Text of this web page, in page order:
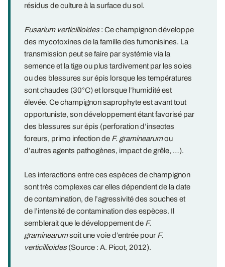
résidus de culture à la surface du sol.
Fusarium verticillioides: Ce champignon développe
des mycotoxines de la famille des fumonisines. La
transmission peut se faire par systémie via la
semence et la tige ou plus tardivement par les soies
ou des blessures sur épis lorsque les températures
sont chaudes (30°C) et lorsque l’humidité est
élevée. Ce champignon saprophyte est avant tout
opportuniste, son développement étant favorisé par
des blessures sur épis (perforation d’insectes
foreurs, primo infection de F. graminearumou
d’autres agents pathogènes, impact de grêle, …).
Les interactions entre ces espèces de champignon
sont très complexes car elles dépendent de la date
de contamination, de l’agressivité des souches et
de l’intensité de contamination des espèces. Il
semblerait que le développement de F.
graminearumsoit une voie d’entrée pour F.
verticillioides(Source : A. Picot, 2012).